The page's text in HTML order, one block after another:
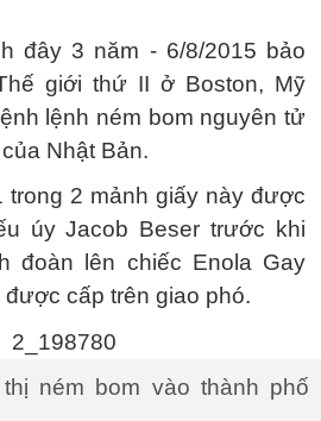
đây 3 năm - 6/8/2015 bảo
giới thứ II ở Boston, Mỹ
lệnh ném bom nguyên tử
Nhật Bản.
trong 2 mảnh giấy này được
úy Jacob Beser trước khi
đoàn lên chiếc Enola Gay
cấp trên giao phó.
ném bom vào thành phố